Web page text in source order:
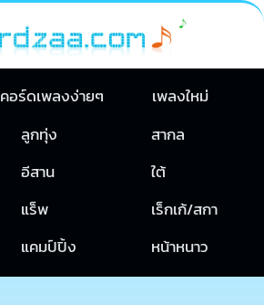
คอร์ดเพลงง่ายๆ
เพลงใหม่
ลูกทุ่ง
สากล
อีสาน
ใต้
แร็พ
เร็กเก้/สกา
แคมป์ปิ้ง หน้าหนาว